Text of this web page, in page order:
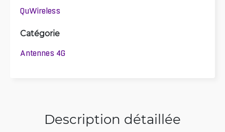
QuWireless
Catégorie
Antennes 4G
Description détaillée